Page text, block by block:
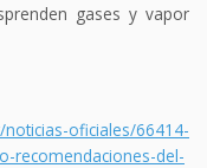
gases y vapor
oficiales/66414-
recomendaciones-del-